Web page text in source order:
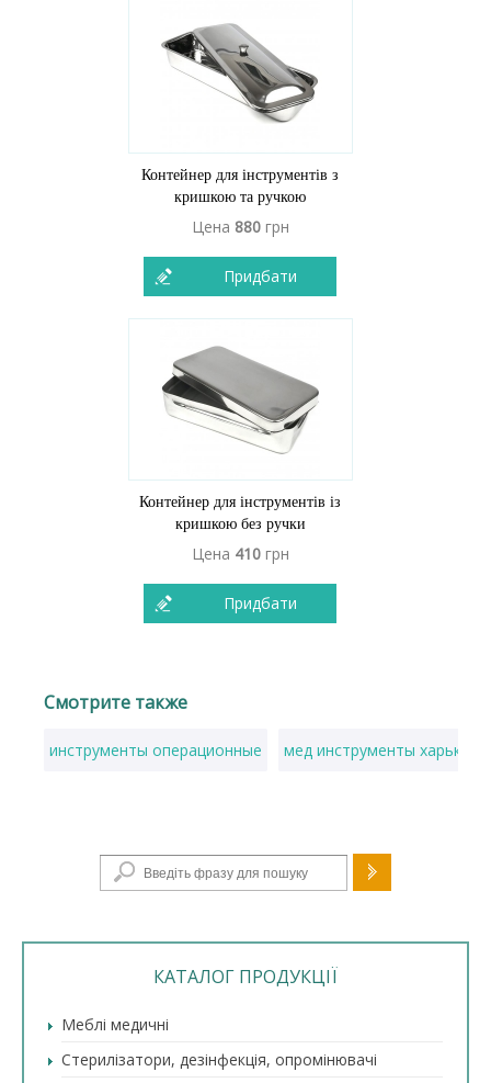
Контейнер для інструментів з
кришкою та ручкою
Цена 880грн
Придбати
Контейнер для інструментів із
кришкою без ручки
Цена 410грн
Придбати
Смотрите также
инструменты операционные мед инструменты харьков
Пошукова форма
КАТАЛОГ ПРОДУКЦІЇ
Меблі медичні
Стерилізатори, дезінфекція, опромінювачі